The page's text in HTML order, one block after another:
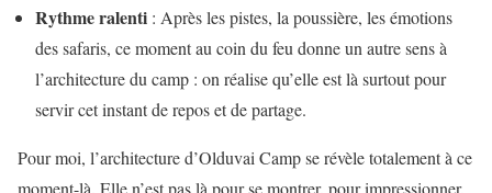
Rythme ralenti : Après les pistes, la poussière, les émotions
des safaris, ce moment au coin du feu donne un autre sens à
l’architecture du camp : on réalise qu’elle est là surtout pour
servir cet instant de repos et de partage.
Pour moi, l’architecture d’Olduvai Camp se révèle totalement à ce